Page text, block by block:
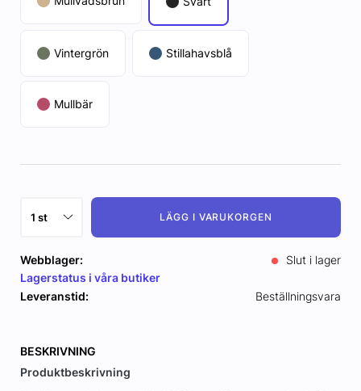
Vintergrön Stillahavsblå
Mullbär
LÄGG I VARUKORGEN
Webblager:
Slut i lager
Lagerstatus i våra butiker
Leveranstid:
Beställningsvara
BESKRIVNING
Produktbeskrivning